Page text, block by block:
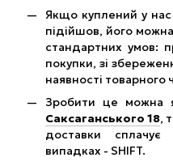
Якщо куплений у
підійшов, його
стандартних умов:
покупки, зі
наявності товарного
Зробити це можна
Саксаганського 18,
доставки сплачує
випадках - SHIFT.